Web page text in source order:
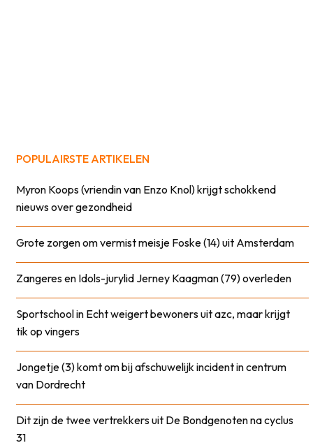
POPULAIRSTE ARTIKELEN
Myron Koops (vriendin van Enzo Knol) krijgt schokkend
nieuws over gezondheid
Grote zorgen om vermist meisje Foske (14) uit Amsterdam
Zangeres en Idols-jurylid Jerney Kaagman (79) overleden
Sportschool in Echt weigert bewoners uit azc, maar krijgt
tik op vingers
Jongetje (3) komt om bij afschuwelijk incident in centrum
van Dordrecht
Dit zijn de twee vertrekkers uit De Bondgenoten na cyclus
31